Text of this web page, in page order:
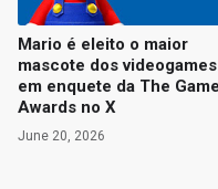
Mario é eleito o maior
mascote dos videogames
em enquete da The Game
Awards no X
June 20, 2026